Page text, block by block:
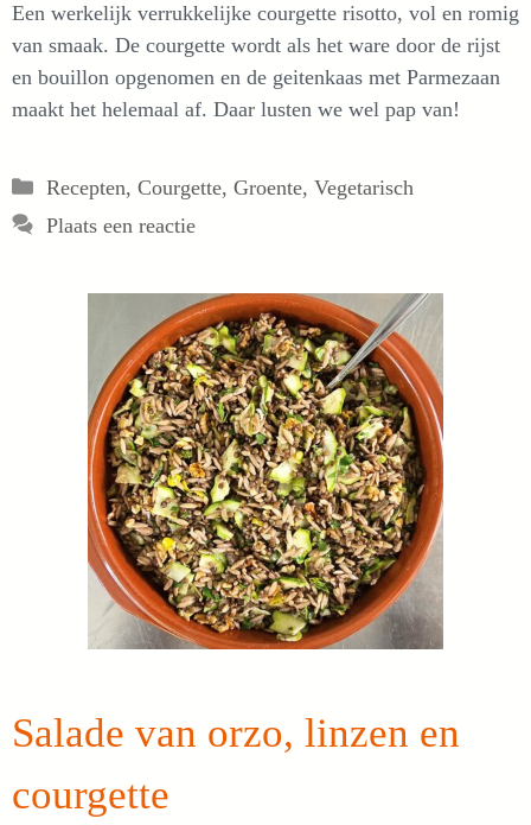
Een werkelijk verrukkelijke courgette risotto, vol en romig
van smaak. De courgette wordt als het ware door de rijst
en bouillon opgenomen en de geitenkaas met Parmezaan
maakt het helemaal af. Daar lusten we wel pap van!
Categorieën
Recepten, Courgette, Groente, Vegetarisch
Plaats een reactie
Salade van orzo, linzen en
courgette